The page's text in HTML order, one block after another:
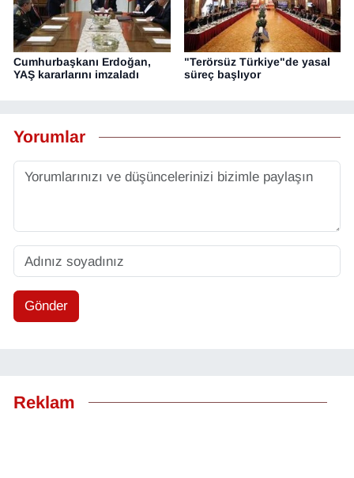
Cumhurbaşkanı Erdoğan,
YAŞ kararlarını imzaladı
"Terörsüz Türkiye"de yasal
süreç başlıyor
Yorumlar
Gönder
Reklam